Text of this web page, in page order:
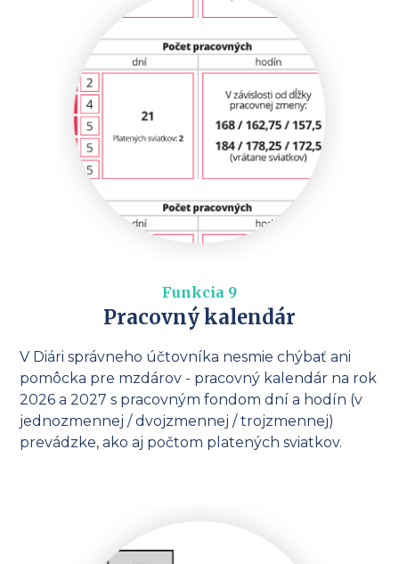
Funkcia 9
Pracovný kalendár
V Diári správneho účtovníka nesmie chýbať ani
pomôcka pre mzdárov - pracovný kalendár na rok
2026 a 2027 s pracovným fondom dní a hodín (v
jednozmennej / dvojzmennej / trojzmennej)
prevádzke, ako aj počtom platených sviatkov.